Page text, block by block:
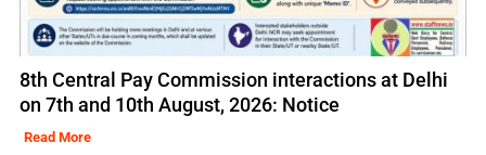
8th Central Pay Commission interactions at Delhi
on 7th and 10th August, 2026: Notice
Read More